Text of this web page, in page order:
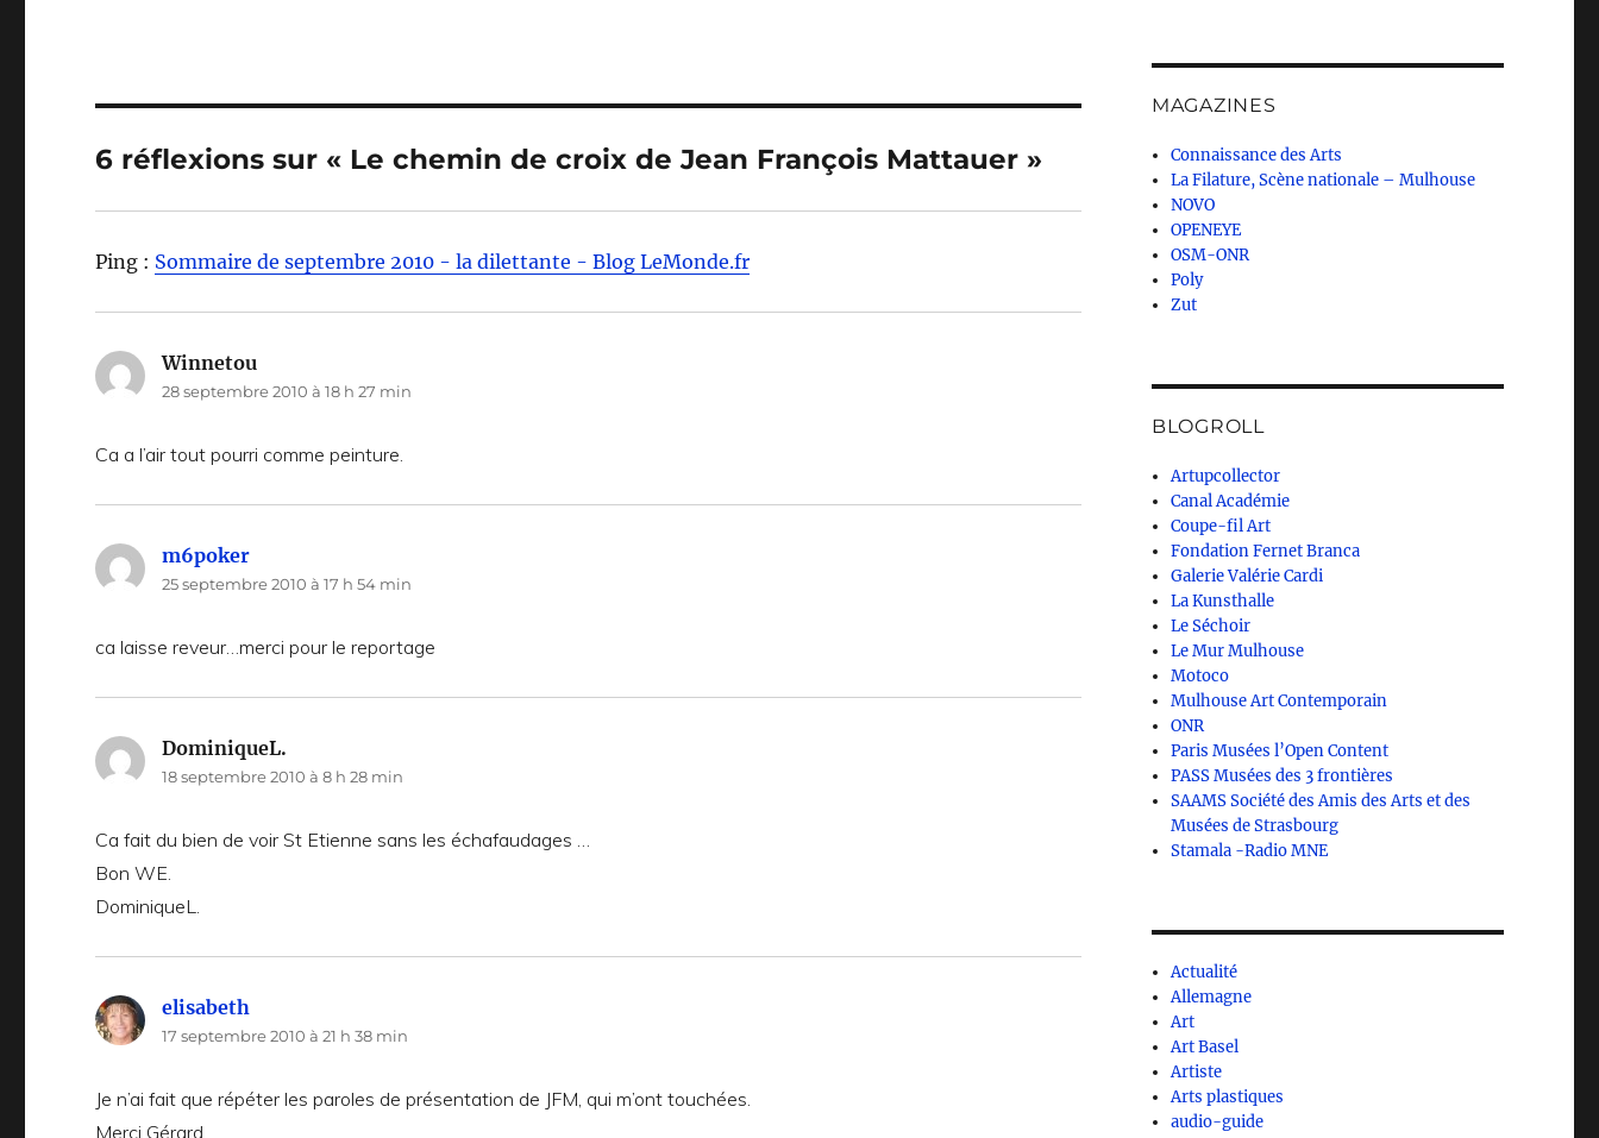
6 réflexions sur « Le chemin de croix de Jean François Mattauer »
Ping : Sommaire de septembre 2010 - la dilettante - Blog LeMonde.fr
Winnetou
28 septembre 2010 à 18 h 27 min
Ca a l’air tout pourri comme peinture.
m6poker
25 septembre 2010 à 17 h 54 min
ca laisse reveur…merci pour le reportage
DominiqueL.
18 septembre 2010 à 8 h 28 min
Ca fait du bien de voir St Etienne sans les échafaudages …
Bon WE.
DominiqueL.
elisabeth
17 septembre 2010 à 21 h 38 min
Je n’ai fait que répéter les paroles de présentation de JFM, qui m’ont touchées.
Merci Gérard.
MAGAZINES
Connaissance des Arts
La Filature, Scène nationale – Mulhouse
NOVO
OPENEYE
OSM-ONR
Poly
Zut
BLOGROLL
Artupcollector
Canal Académie
Coupe-fil Art
Fondation Fernet Branca
Galerie Valérie Cardi
La Kunsthalle
Le Séchoir
Le Mur Mulhouse
Motoco
Mulhouse Art Contemporain
ONR
Paris Musées l’Open Content
PASS Musées des 3 frontières
SAAMS Société des Amis des Arts et des
Musées de Strasbourg
Stamala -Radio MNE
Actualité
Allemagne
Art
Art Basel
Artiste
Arts plastiques
audio-guide